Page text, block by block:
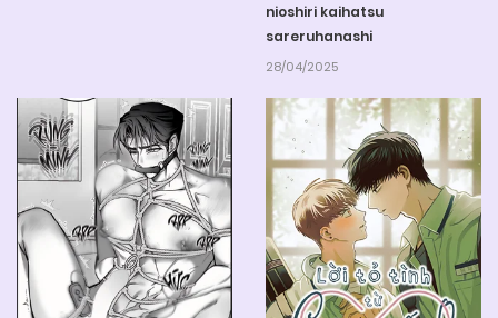
nioshiri kaihatsu
sareruhanashi
28/04/2025